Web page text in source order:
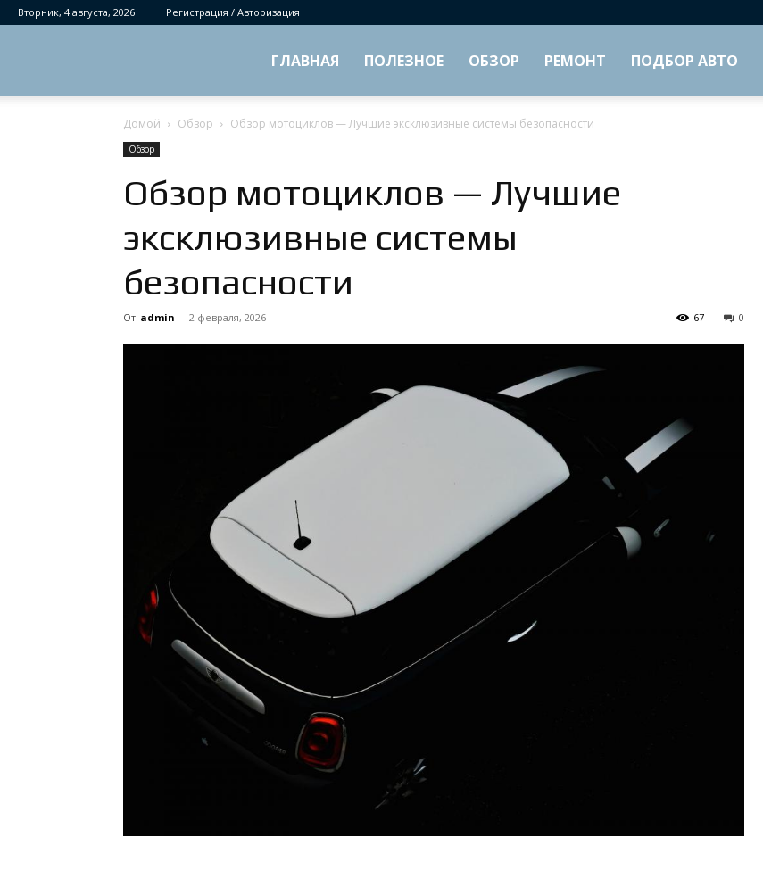
Вторник, 4 августа, 2026 Регистрация / Авторизация
ГЛАВНАЯ ПОЛЕЗНОЕ ОБЗОР РЕМОНТ ПОДБОР АВТО
Домой Обзор Обзор мотоциклов — Лучшие эксклюзивные системы безопасности
Обзор
Обзор мотоциклов — Лучшие
эксклюзивные системы
безопасности
От admin - 2 февраля, 2026 0
67